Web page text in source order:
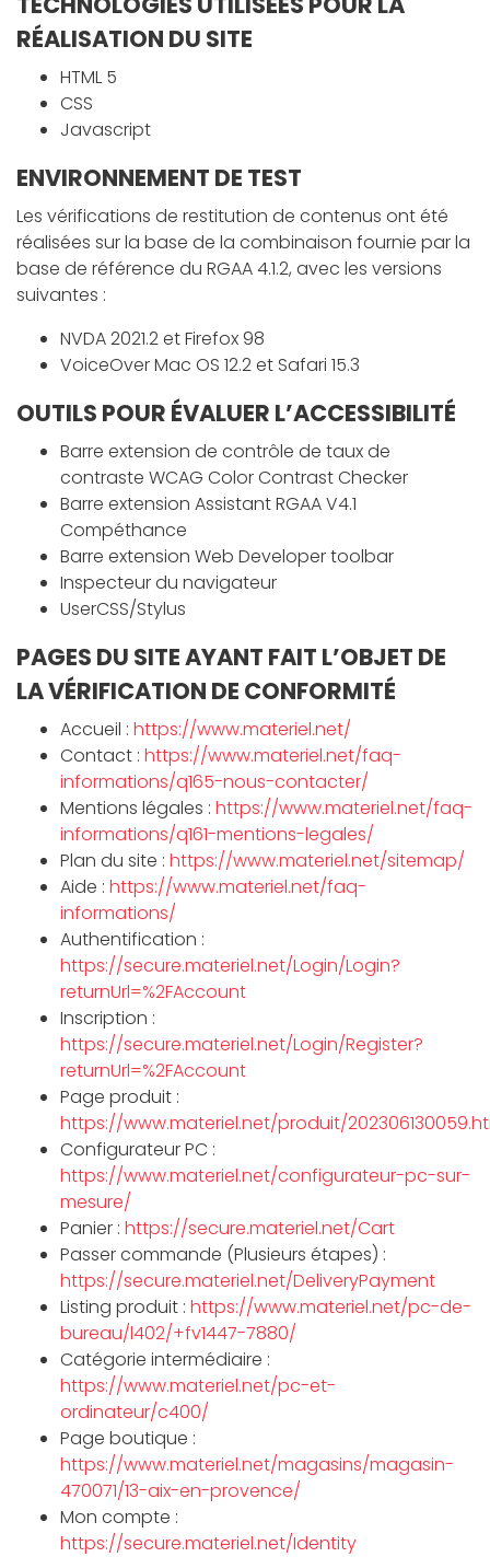
RÉALISATION DU SITE
HTML 5
CSS
Javascript
ENVIRONNEMENT DE TEST
Les vérifications de restitution de contenus ont été
réalisées sur la base de la combinaison fournie par la
base de référence du RGAA 4.1.2, avec les versions
suivantes :
NVDA 2021.2 et Firefox 98
VoiceOver Mac OS 12.2 et Safari 15.3
OUTILS POUR ÉVALUER L’ACCESSIBILITÉ
Barre extension de contrôle de taux de
contraste WCAG Color Contrast Checker
Barre extension Assistant RGAA V4.1
Compéthance
Barre extension Web Developer toolbar
Inspecteur du navigateur
UserCSS/Stylus
PAGES DU SITE AYANT FAIT L’OBJET DE
LA VÉRIFICATION DE CONFORMITÉ
Accueil : https://www.materiel.net/
Contact : https://www.materiel.net/faq-
informations/q165-nous-contacter/
Mentions légales : https://www.materiel.net/faq-
informations/q161-mentions-legales/
Plan du site : https://www.materiel.net/sitemap/
Aide : https://www.materiel.net/faq-
informations/
Authentification :
https://secure.materiel.net/Login/Login?
returnUrl=%2FAccount
Inscription :
https://secure.materiel.net/Login/Register?
returnUrl=%2FAccount
Page produit :
https://www.materiel.net/produit/
Configurateur PC :
https://www.materiel.net/configurateur-pc-sur-
mesure/
Panier : https://secure.materiel.net/Cart
Passer commande (Plusieurs étapes) :
https://secure.materiel.net/DeliveryPayment
Listing produit : https://www.materiel.net/pc-de-
bureau/l402/+fv1447-7880/
Catégorie intermédiaire :
https://www.materiel.net/pc-et-
ordinateur/c400/
Page boutique :
https://www.materiel.net/magasins/magasin-
470071/13-aix-en-provence/
Mon compte :
https://secure.materiel.net/Identity